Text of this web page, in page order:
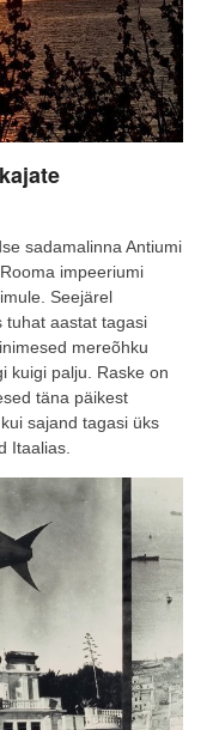
sadamalinna Antiumi
impeeriumi
Seejärel
aastat tagasi
mereõhku
kuigi palju. Raske on
täna päikest
sajand tagasi üks
Itaalias.